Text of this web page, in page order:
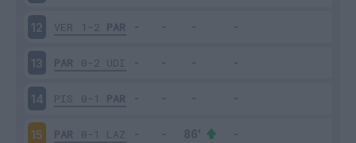
12 VER 1-2 PAR
13 PAR 0-2 UDI
14 PIS 0-1 PAR
15 PAR 0-1 LAZ